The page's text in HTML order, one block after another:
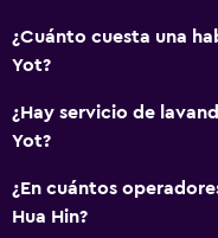
Aseo
Cepillo de dientes
Baño privado
¿Cuánto cuesta una
Yot?
¿Hay servicio de
Yot?
¿En cuántos
Hua Hin?